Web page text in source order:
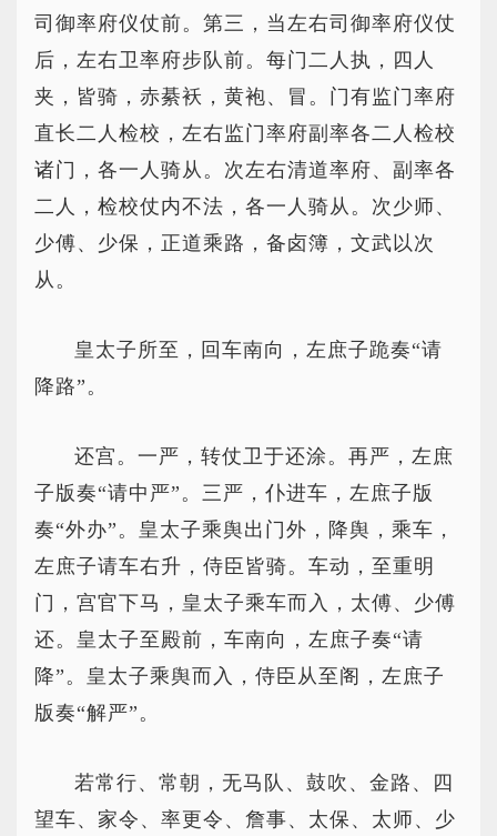
司御率府仪仗前。第三，当左右司御率府仪仗
后，左右卫率府步队前。每门二人执，四人
夹，皆骑，赤綦袄，黄袍、冒。门有监门率府
直长二人检校，左右监门率府副率各二人检校
诸门，各一人骑从。次左右清道率府、副率各
二人，检校仗内不法，各一人骑从。次少师、
少傅、少保，正道乘路，备卤簿，文武以次
从。
皇太子所至，回车南向，左庶子跪奏“请
降路”。
还宫。一严，转仗卫于还涂。再严，左庶
子版奏“请中严”。三严，仆进车，左庶子版
奏“外办”。皇太子乘舆出门外，降舆，乘车，
左庶子请车右升，侍臣皆骑。车动，至重明
门，宫官下马，皇太子乘车而入，太傅、少傅
还。皇太子至殿前，车南向，左庶子奏“请
降”。皇太子乘舆而入，侍臣从至阁，左庶子
版奏“解严”。
若常行、常朝，无马队、鼓吹、金路、四
望车、家令、率更令、詹事、太保、太师、少